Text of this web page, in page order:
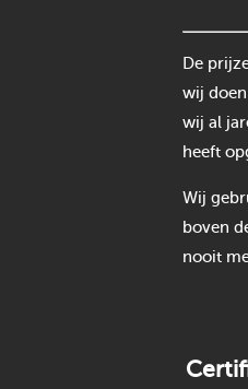
De
wij
wij al
heeft
Wij
boven
nooit